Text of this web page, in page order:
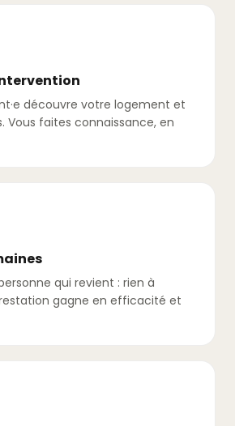
découvre votre logement et
Vous faites connaissance, en
qui revient : rien à
gagne en efficacité et